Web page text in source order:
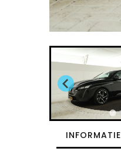
INFORMATIE